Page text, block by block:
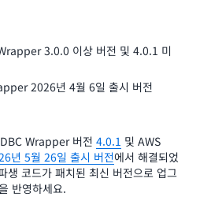
3.0.0 이상 버전 및 4.0.1 미
2026년 4월 6일 출시 버전
Wrapper 버전 4.0.1 및 AWS
년 5월 26일 출시 버전에서 해결되었
생 코드가 패치된 최신 버전으로 업그
반영하세요.